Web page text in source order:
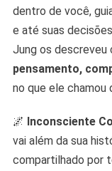
dentro de você,
e até suas
Jung os descreveu
pensamento,
no que ele chamou
🌌 Inconsciente
vai além da sua
compartilhado por